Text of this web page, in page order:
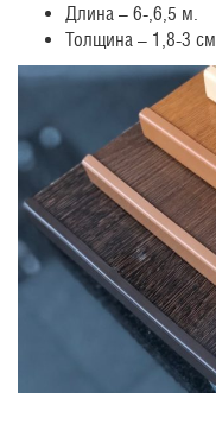
Длина – 6-,6,5 м.
Толщина – 1,8-3 см.